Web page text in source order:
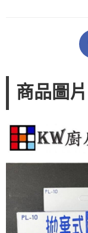
商品圖片